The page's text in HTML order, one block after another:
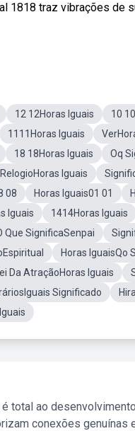
1818 traz vibrações de
12 12Horas Iguais 10
1111Horas Iguais
18 18Horas Iguais Oq
RelogioHoras Iguais
08 Horas Iguais01 01
Iguais 1414Horas Iguais
Que SignificaSenpai
Horas IguaisQo
Lei Da AtraçãoHoras Iguais
Significado
total ao
conexões genuínas